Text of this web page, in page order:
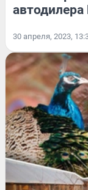
автодилера
30 апреля, 2023,